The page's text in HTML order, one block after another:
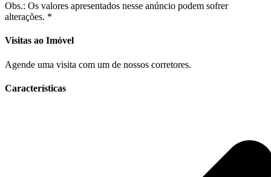
Obs.: Os valores apresentados nesse anúncio podem sofrer
alterações. *
Visitas ao Imóvel
Agende uma visita com um de nossos corretores.
Características